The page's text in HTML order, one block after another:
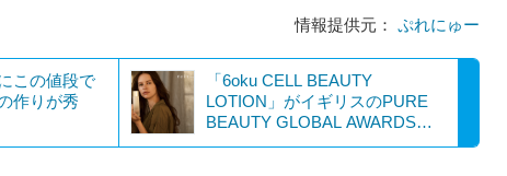
情報提供元： ぷれにゅー
この値段で
作りが秀
「6oku CELL BEAUTY
LOTION」がイギリスのPURE
BEAUTY GLOBAL AWARDS
20...